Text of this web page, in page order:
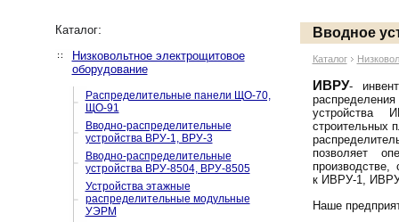
Каталог:
Низковольтное электрощитовое
оборудование
Распределительные панели ЩО-70,
ЩО-91
Вводно-распределительные
устройства ВРУ-1, ВРУ-3
Вводно-распределительные
устройства ВРУ-8504, ВРУ-8505
Устройства этажные
распределительные модульные
УЭРМ
Вводное
Каталог
ИВРУ-
устройства
строительных
позволяет
к ИВРУ-1,
Наше